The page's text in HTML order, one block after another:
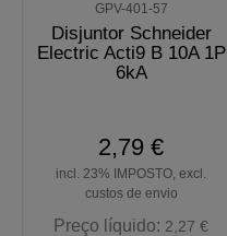
GPV-401-57
Disjuntor Schneider
Electric Acti9 B 10A 1P
6kA
2,79 €
incl. 23% IMPOSTO, excl.
custos de envio
Preço líquido: 2,27 €